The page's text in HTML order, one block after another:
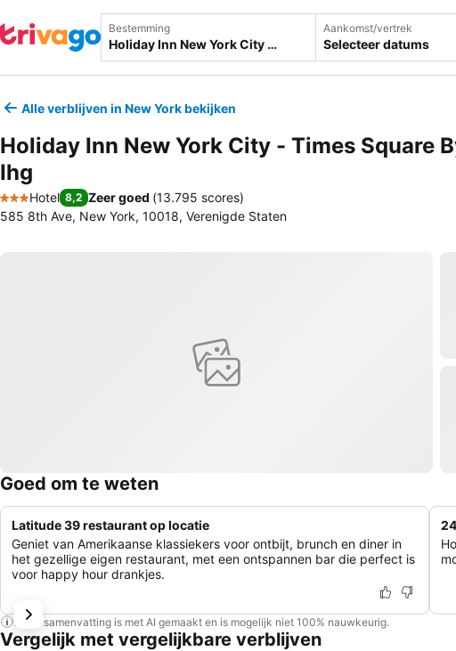
Bestemming Aankomst/vertrek
Selecteer datums
Alle verblijven in New York bekijken
Holiday Inn New York City - Times Square
Ihg
3 Sterren
Hotel 8,2 Zeer goed (13.795 scores)
585 8th Ave, New York, 10018, Verenigde Staten
Goed om te weten
Latitude 39 restaurant op locatie
Geniet van Amerikaanse klassiekers voor ontbijt, brunch en diner in
het gezellige eigen restaurant, met een ontspannen bar die perfect is
voor happy hour drankjes.
Deze samenvatting is met AI gemaakt en is mogelijk niet 100% nauwkeurig.
Vergelijk met vergelijkbare verblijven